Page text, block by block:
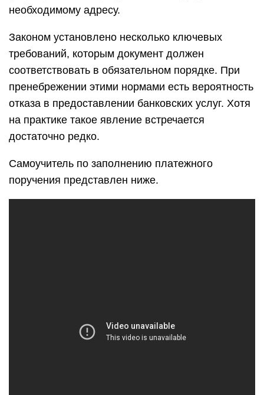
необходимому адресу.
Законом установлено несколько ключевых
требований, которым документ должен
соответствовать в обязательном порядке. При
пренебрежении этими нормами есть вероятность
отказа в предоставлении банковских услуг. Хотя
на практике такое явление встречается
достаточно редко.
Самоучитель по заполнению платежного
поручения представлен ниже.